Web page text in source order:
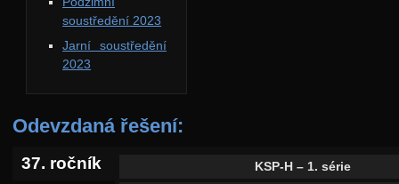
soustředění 2023
Jarní soustředění
2023
Odevzdaná řešení:
37. ročník
KSP-H – 1. série